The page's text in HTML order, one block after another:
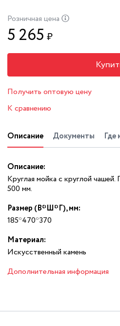
Розничная цена
5 265 ₽
Получить оптовую цену
К сравнению
Описание Документы Где
Описание:
Круглая мойка с круглой
500 мм.
Размер (В*Ш*Г), мм:
185*470*370
Материал:
Искусственный камень
Дополнительная информация